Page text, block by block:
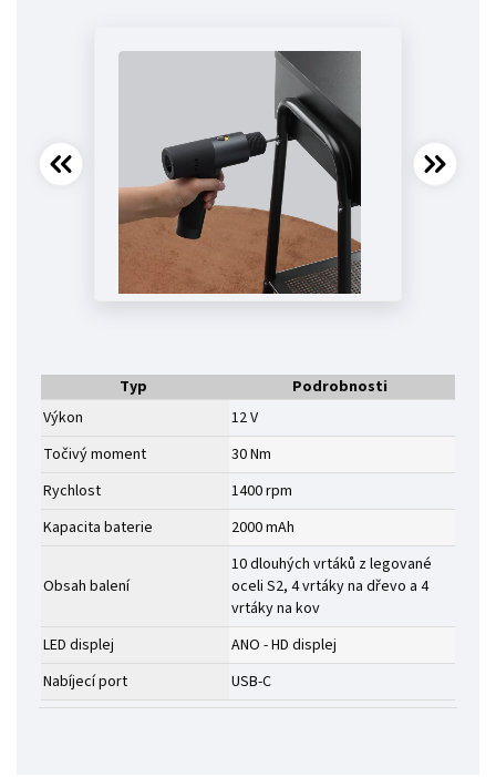
Typ
Podrobnosti
Výkon
12 V
Točivý moment
30 Nm
Rychlost
1400 rpm
Kapacita baterie
2000 mAh
Obsah balení
10 dlouhých vrtáků z legované
oceli S2, 4 vrtáky na dřevo a 4
vrtáky na kov
LED displej
ANO - HD displej
Nabíjecí port
USB-C